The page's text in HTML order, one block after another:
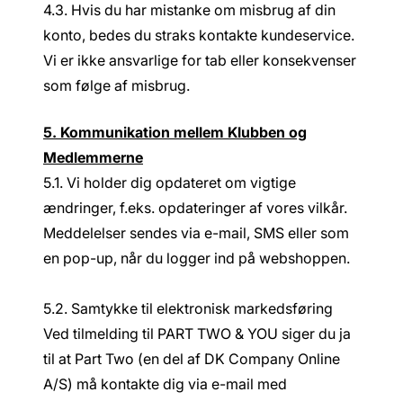
4.3. Hvis du har mistanke om misbrug af din
konto, bedes du straks kontakte kundeservice.
Vi er ikke ansvarlige for tab eller konsekvenser
som følge af misbrug.
5. Kommunikation mellem Klubben og
Medlemmerne
5.1. Vi holder dig opdateret om vigtige
ændringer, f.eks. opdateringer af vores vilkår.
Meddelelser sendes via e-mail, SMS eller som
en pop-up, når du logger ind på webshoppen.
5.2. Samtykke til elektronisk markedsføring
Ved tilmelding til PART TWO & YOU siger du ja
til at Part Two (en del af DK Company Online
A/S) må kontakte dig via e-mail med